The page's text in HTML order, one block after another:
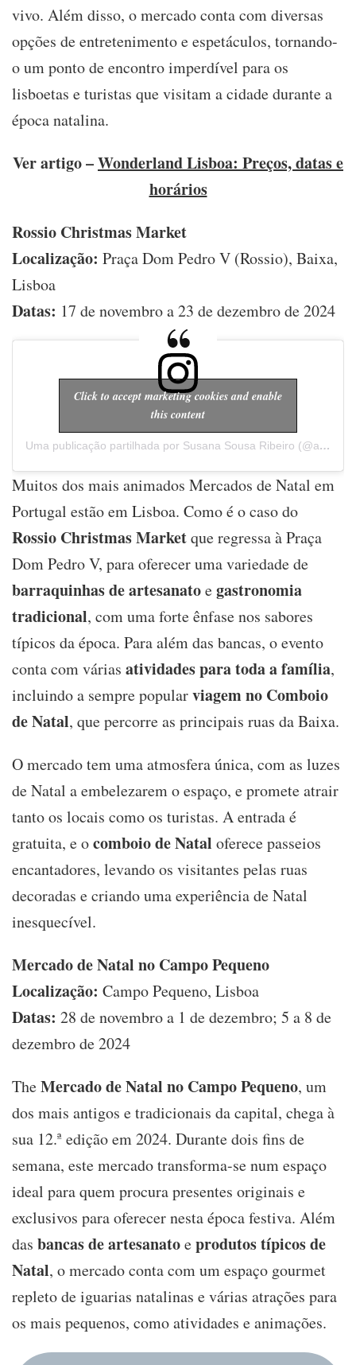
vivo. Além disso, o mercado conta com diversas
opções de entretenimento e espetáculos, tornando-
o um ponto de encontro imperdível para os
lisboetas e turistas que visitam a cidade durante a
época natalina.
Ver artigo –Wonderland Lisboa: Preços, datas e
horários
Rossio Christmas Market
Localização: Praça Dom Pedro V (Rossio), Baixa,
Lisboa
Datas: 17 de novembro a 23 de dezembro de 2024
Uma publicação partilhada por Susana Sousa Ribeiro (@a.cachopa)
Click to accept marketing cookies and enable
this content
Muitos dos mais animados Mercados de Natal em
Portugal estão em Lisboa. Como é o caso do
Rossio Christmas Marketque regressa à Praça
Dom Pedro V, para oferecer uma variedade de
barraquinhas de artesanatoegastronomia
tradicional, com uma forte ênfase nos sabores
típicos da época. Para além das bancas, o evento
conta com várias atividades para toda a família,
incluindo a sempre popularviagem no Comboio
de Natal, que percorre as principais ruas da Baixa.
O mercado tem uma atmosfera única, com as luzes
de Natal a embelezarem o espaço, e promete atrair
tanto os locais como os turistas. A entrada é
gratuita, e ocomboio de Natal oferece passeios
encantadores, levando os visitantes pelas ruas
decoradas e criando uma experiência de Natal
inesquecível.
Mercado de Natal no Campo Pequeno
Localização: Campo Pequeno, Lisboa
Datas: 28 de novembro a 1 de dezembro; 5 a 8 de
dezembro de 2024
TheMercado de Natal no Campo Pequeno, um
dos mais antigos e tradicionais da capital, chega à
sua 12.ª edição em 2024. Durante dois fins de
semana, este mercado transforma-se num espaço
ideal para quem procura presentes originais e
exclusivos para oferecer nesta época festiva. Além
das bancas de artesanatoeprodutos típicos de
Natal, o mercado conta com um espaço gourmet
repleto de iguarias natalinas e várias atrações para
os mais pequenos, como atividades e animações.